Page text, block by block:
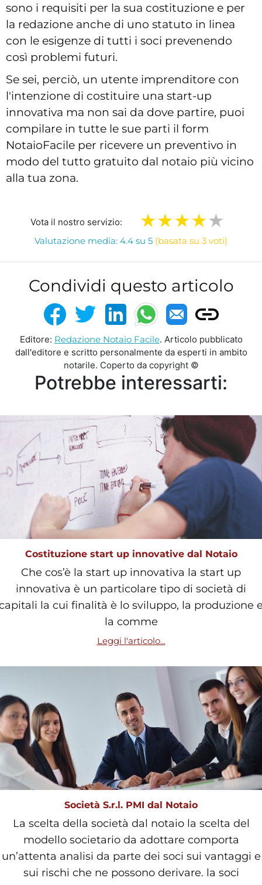
sono i requisiti per la sua costituzione e per
la redazione anche di uno statuto in linea
con le esigenze di tutti i soci prevenendo
così problemi futuri.
Se sei, perciò, un utente imprenditore con
l'intenzione di costituire una start-up
innovativa ma non sai da dove partire, puoi
compilare in tutte le sue parti il form
NotaioFacile per ricevere un preventivo in
modo del tutto gratuito dal notaio più vicino
alla tua zona.
Vota il nostro servizio:
Valutazione media: 4.4 su 5 (basata su 3 voti)
Condividi questo articolo
Editore: Redazione Notaio Facile. Articolo pubblicato
dall'editore e scritto personalmente da esperti in ambito
notarile. Coperto da copyright ©
Potrebbe interessarti:
Costituzione start up innovative dal Notaio
Che cos’è la start up innovativa la start up
innovativa è un particolare tipo di società di
la cui finalità è lo sviluppo, la produzione
la comme
Leggi l'articolo...
Società S.r.l. PMI dal Notaio
La scelta della società dal notaio la scelta del
modello societario da adottare comporta
un’attenta analisi da parte dei soci sui vantaggi e
sui rischi che ne possono derivare. la soci